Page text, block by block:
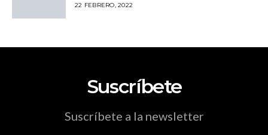
22 FEBRERO, 2022
Suscríbete
Suscríbete a la newsletter